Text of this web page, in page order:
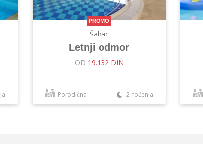
PROMO
Šabac
Letnji odmor
OD 19.132 DIN
Porodična 2 noćenja